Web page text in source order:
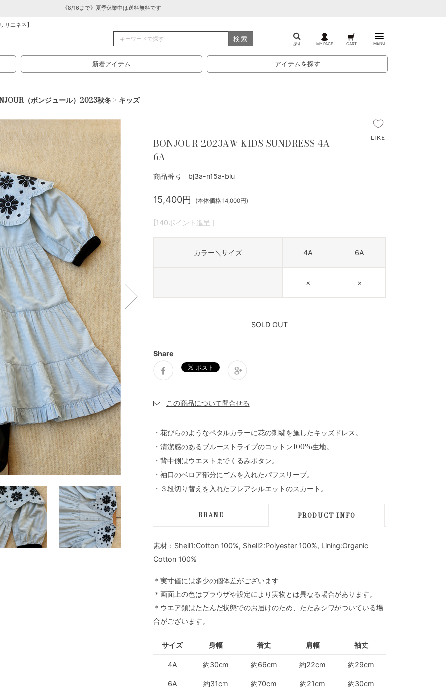
《8/16まで》夏季休業中は送料無料です
リエネネ】
検索
探す MY PAGE CART MENU
新着アイテム アイテムを探す
（ボンジュール）2023秋冬 > キッズ
BONJOUR 2023AW KIDS SUNDRESS 4A-
6A
商品番号 bj3a-n15a-blu
15,400円 (本体価格:14,000円)
[140ポイント進呈 ]
カラー＼サイズ 4A 6A
× ×
SOLD OUT
Share
・花びらのようなペタルカラーに花の刺繍を施したキッズドレス。
・清潔感のあるブルーストライプのコットン100%生地。
・背中側はウエストまでくるみボタン。
・袖口のベロア部分にゴムを入れたパフスリーブ。
・３段切り替えを入れたフレアシルエットのスカート。
BRAND PRODUCT INFO
素材：Shell1:Cotton 100%, Shell2:Polyester 100%, Lining:Organic
Cotton 100%
＊実寸値には多少の個体差がございます
＊画面上の色はブラウザや設定により実物とは異なる場合があります。
＊ウエア類はたたんだ状態でのお届けのため、たたみシワがついている場
合がございます。
サイズ 身幅 着丈 肩幅 袖丈
4A 約30cm 約66cm 約22cm 約29cm
6A 約31cm 約70cm 約21cm 約30cm